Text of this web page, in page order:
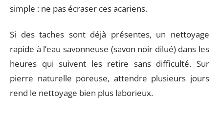
simple : ne pas écraser ces acariens.
Si des taches sont déjà présentes, un nettoyage
rapide à l’eau savonneuse (savon noir dilué) dans les
heures qui suivent les retire sans difficulté. Sur
pierre naturelle poreuse, attendre plusieurs jours
rend le nettoyage bien plus laborieux.